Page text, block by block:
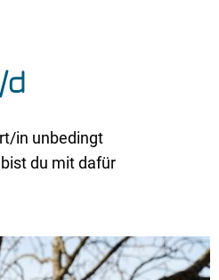
in unbedingt
du mit dafür